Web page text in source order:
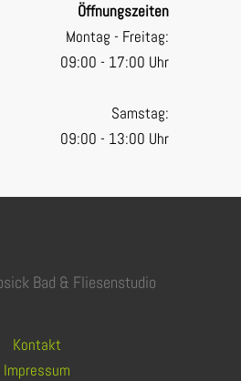
Öffnungszeiten
Montag - Freitag:
09:00 - 17:00 Uhr
Samstag:
09:00 - 13:00 Uhr
Bad & Fliesenstudio
Kontakt
Impressum